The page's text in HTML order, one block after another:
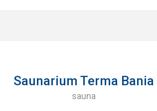
Saunarium Terma Bania
sauna